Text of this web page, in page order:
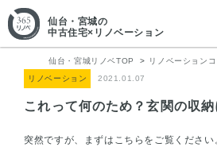
仙台・宮城の
中古住宅×リノベーション
仙台・宮城リノベTOP リノベーション
リノベーション
2021.01.07
これって何のため？玄関の収納
突然ですが、まずはこちらをご覧ください